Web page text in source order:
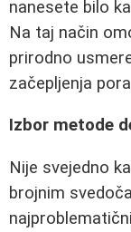
nanesete bilo
Na taj način
prirodno
začepljenja
Izbor metode
Nije svejedno
brojnim